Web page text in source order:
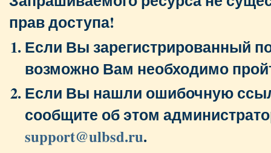
прав доступа!
Если Вы зарегистрированный
возможно Вам необходимо
Если Вы нашли ошибочную
сообщите об этом
support@ulbsd.ru.